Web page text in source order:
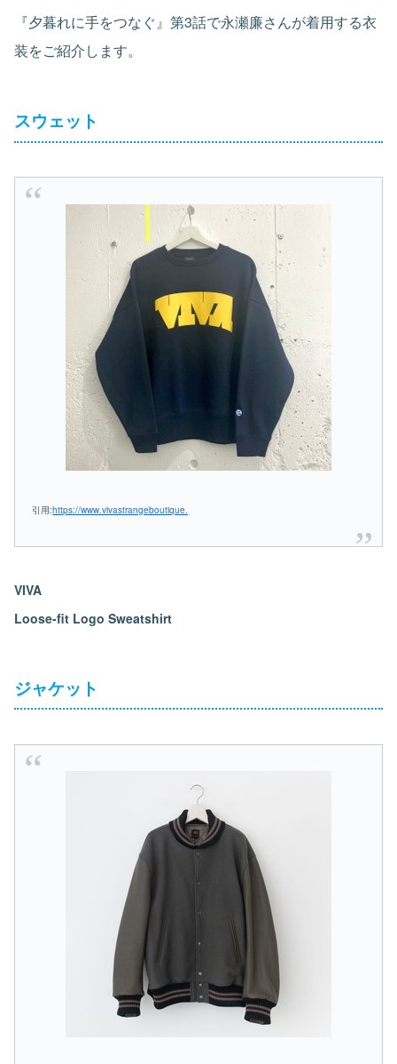
『夕暮れに手をつなぐ』第3話で永瀬廉さんが着用する衣
装をご紹介します。
スウェット
引用:https://www.vivastrangeboutique.
VIVA
Loose-fit Logo Sweatshirt
ジャケット